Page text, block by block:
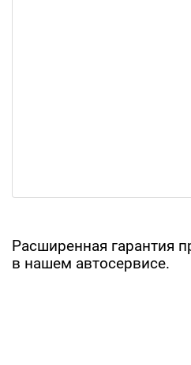
Расширенная гарантия
в нашем автосервисе.